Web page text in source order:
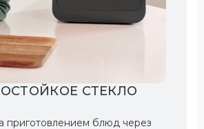
СТЕКЛО
приготовлением блюд через